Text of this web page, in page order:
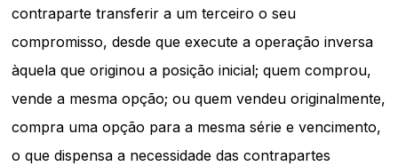
contraparte transferir a um terceiro o seu
compromisso, desde que execute a operação inversa
àquela que originou a posição inicial; quem comprou,
vende a mesma opção; ou quem vendeu originalmente,
compra uma opção para a mesma série e vencimento,
o que dispensa a necessidade das contrapartes